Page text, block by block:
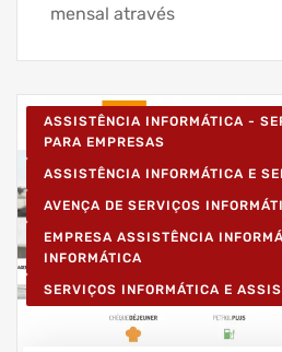
mensal através
ASSISTÊNCIA INFORMÁTICA -
PARA EMPRESAS
ASSISTÊNCIA INFORMÁTICA E
AVENÇA DE SERVIÇOS
EMPRESA ASSISTÊNCIA
INFORMÁTICA
SERVIÇOS INFORMÁTICA E